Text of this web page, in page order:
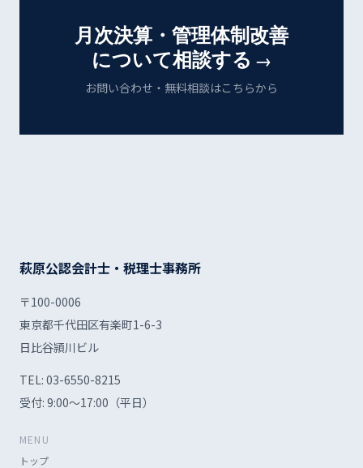
月次決算・管理体制改善
について相談する →
お問い合わせ・無料相談はこちらから
萩原公認会計士・税理士事務所
〒100-0006
東京都千代田区有楽町1-6-3
日比谷頴川ビル
TEL: 03-6550-8215
受付: 9:00〜17:00（平日）
MENU
トップ